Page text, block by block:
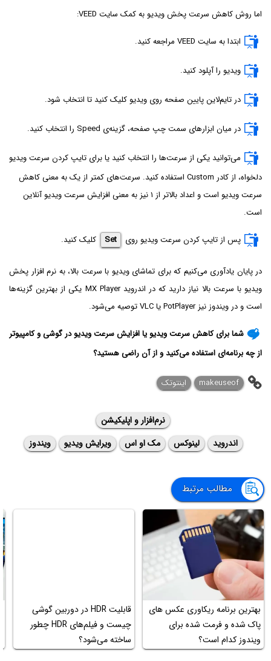
اما روش کاهش سرعت پخش ویدیو به کمک سایت VEED:
ابتدا به سایت VEED مراجعه کنید.
ویدیو را آپلود کنید.
در تایم‌لاین پایین صفحه روی ویدیو کلیک کنید تا انتخاب شود.
در میان ابزارهای سمت چپ صفحه، گزینه‌ی Speed را انتخاب کنید.
می‌توانید یکی از سرعت‌ها را انتخاب کنید یا برای تایپ کردن سرعت ویدیو
دلخواه، از کادر Custom استفاده کنید. سرعت‌های کمتر از یک به معنی کاهش
سرعت ویدیو است و اعداد بالاتر از ۱ نیز به معنی افزایش سرعت ویدیو آنلاین
است.
پس از تایپ کردن سرعت ویدیو روی Set کلیک کنید.
در پایان یادآوری می‌کنیم که برای تماشای ویدیو با سرعت بالا، به نرم افزار پخش
ویدیو با سرعت بالا نیاز دارید که در اندروید MX Player یکی از بهترین گزینه‌ها
است و در ویندوز نیز PotPlayer یا VLC توصیه می‌شود.
شما برای کاهش سرعت ویدیو یا افزایش سرعت ویدیو در گوشی و کامپیوتر
از چه برنامه‌ای استفاده می‌کنید و از آن راضی هستید؟
makeuseof اینتوتک
نرم‌افزار و اپلیکیشن
اندروید
لینوکس مک او اس ویرایش ویدیو ویندوز
مطالب مرتبط
بهترین برنامه ریکاوری عکس های
پاک شده و فرمت شده برای
ویندوز کدام است؟
قابلیت HDR در دوربین گوشی
چیست و فیلم‌های HDR چطور
ساخته می‌شود؟